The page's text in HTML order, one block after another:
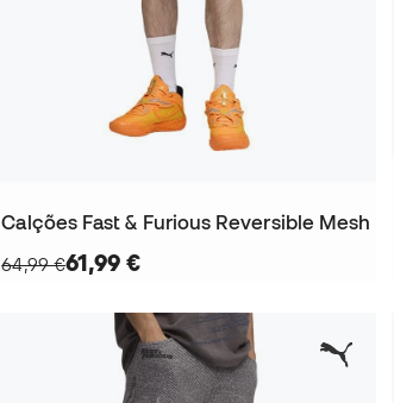
Calções Fast & Furious Reversible Mesh
64,99 €61,99 €